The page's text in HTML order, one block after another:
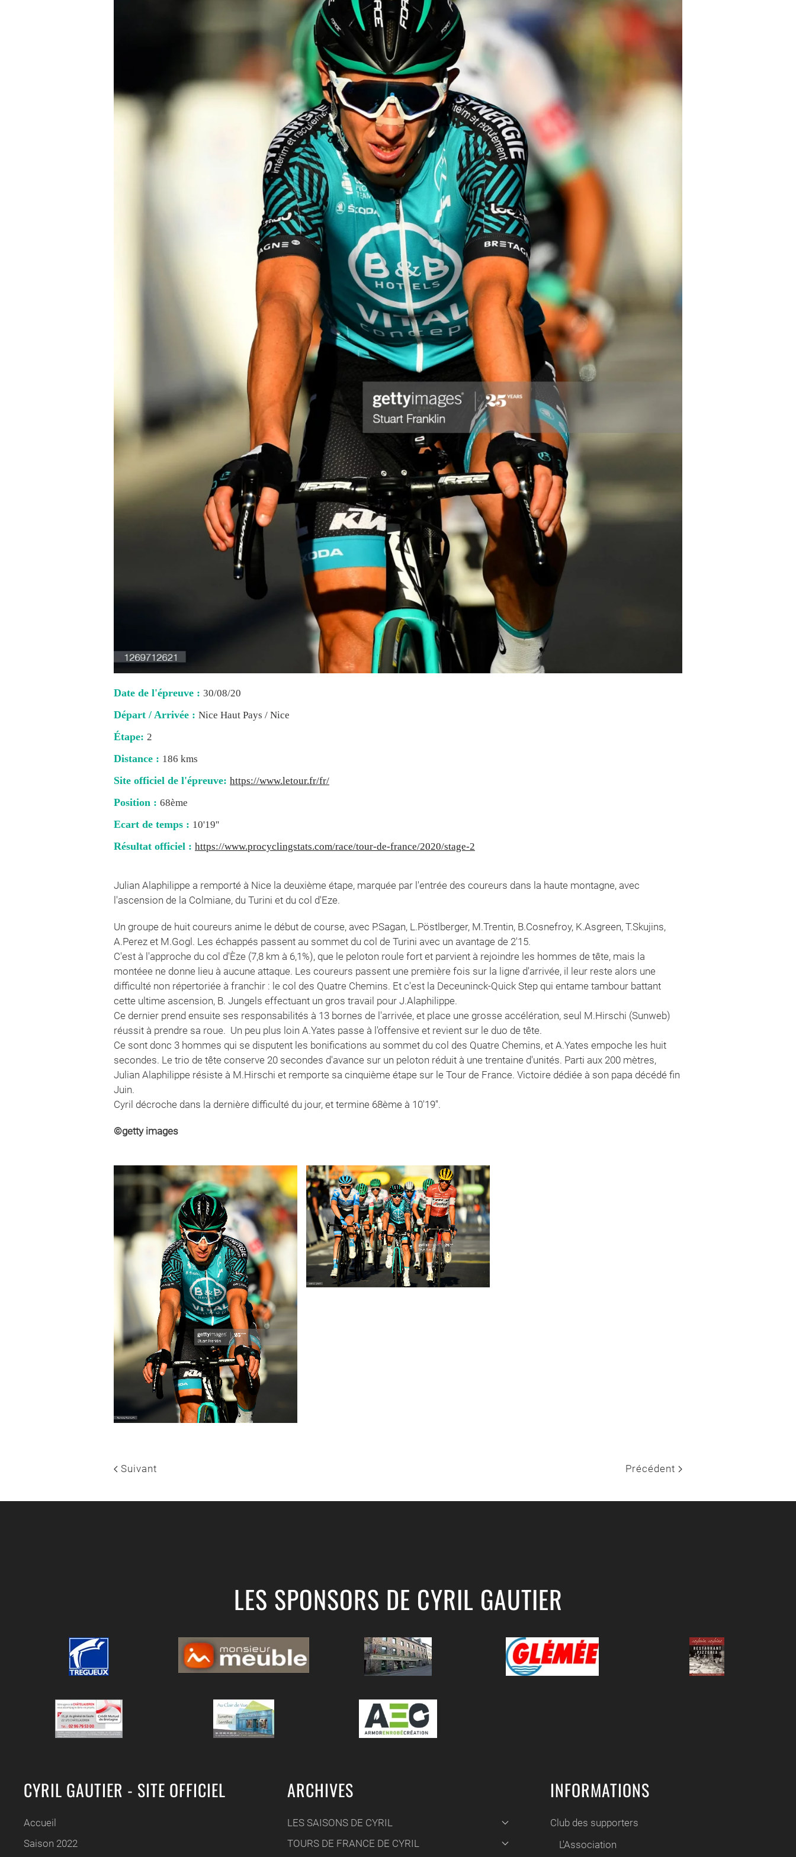
Date de l'épreuve : 30/08/20
Départ / Arrivée : Nice Haut Pays / Nice
Étape: 2
Distance : 186 kms
Site officiel de l'épreuve: https://www.letour.fr/fr/
Position : 68ème
Ecart de temps : 10'19''
Résultat officiel : https://www.procyclingstats.com/race/tour-de-france/2020/stage-2
Julian Alaphilippe a remporté à Nice la deuxième étape, marquée par l'entrée des coureurs dans la haute montagne, avec
l'ascension de la Colmiane, du Turini et du col d'Eze.
Un groupe de huit coureurs anime le début de course, avec P.Sagan, L.Pöstlberger, M.Trentin, B.Cosnefroy, K.Asgreen, T.Skujins,
A.Perez et M.Gogl. Les échappés passent au sommet du col de Turini avec un avantage de 2'15.
C'est à l'approche du col d'Èze (7,8 km à 6,1%), que le peloton roule fort et parvient à rejoindre les hommes de tête, mais la
montéee ne donne lieu à aucune attaque. Les coureurs passent une première fois sur la ligne d'arrivée, il leur reste alors une
difficulté non répertoriée à franchir : le col des Quatre Chemins. Et c'est la Deceuninck-Quick Step qui entame tambour battant
cette ultime ascension, B. Jungels effectuant un gros travail pour J.Alaphilippe.
Ce dernier prend ensuite ses responsabilités à 13 bornes de l'arrivée, et place une grosse accélération, seul M.Hirschi (Sunweb)
réussit à prendre sa roue. Un peu plus loin A.Yates passe à l'offensive et revient sur le duo de tête.
Ce sont donc 3 hommes qui se disputent les bonifications au sommet du col des Quatre Chemins, et A.Yates empoche les huit
secondes. Le trio de tête conserve 20 secondes d'avance sur un peloton réduit à une trentaine d'unités. Parti aux 200 mètres,
Julian Alaphilippe résiste à M.Hirschi et remporte sa cinquième étape sur le Tour de France. Victoire dédiée à son papa décédé fin
Juin.
Cyril décroche dans la dernière difficulté du jour, et termine 68ème à 10'19''.
©getty images
Suivant Précédent
LES SPONSORS DE CYRIL GAUTIER
CYRIL GAUTIER - SITE OFFICIEL
Accueil
Saison 2022
ARCHIVES
LES SAISONS DE CYRIL
TOURS DE FRANCE DE CYRIL
INFORMATIONS
Club des supporters
L'Association